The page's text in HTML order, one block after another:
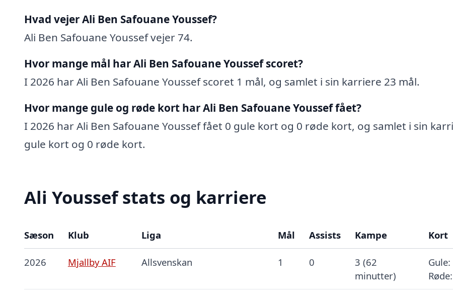
Hvad vejer Ali Ben Safouane Youssef?
Ali Ben Safouane Youssef vejer 74.
Hvor mange mål har Ali Ben Safouane Youssef scoret?
I 2026 har Ali Ben Safouane Youssef scoret 1 mål, og samlet i sin karriere 23 mål.
Hvor mange gule og røde kort har Ali Ben Safouane Youssef fået?
I 2026 har Ali Ben Safouane Youssef fået 0 gule kort og 0 røde kort, og samlet i sin
gule kort og 0 røde kort.
Ali Youssef stats og karriere
Sæson Klub Liga Mål Assists Kampe Kort
2026 Mjallby AIF Allsvenskan 1 0
3 (62
minutter)
Gule: